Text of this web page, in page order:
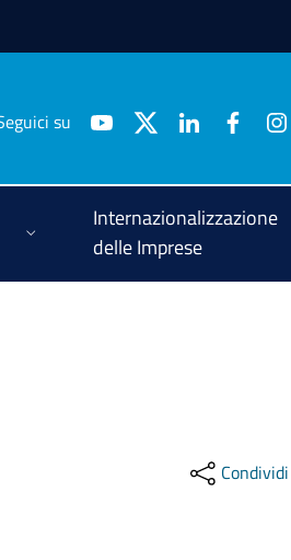
su
Internazionalizzazione
delle Imprese
Condividi